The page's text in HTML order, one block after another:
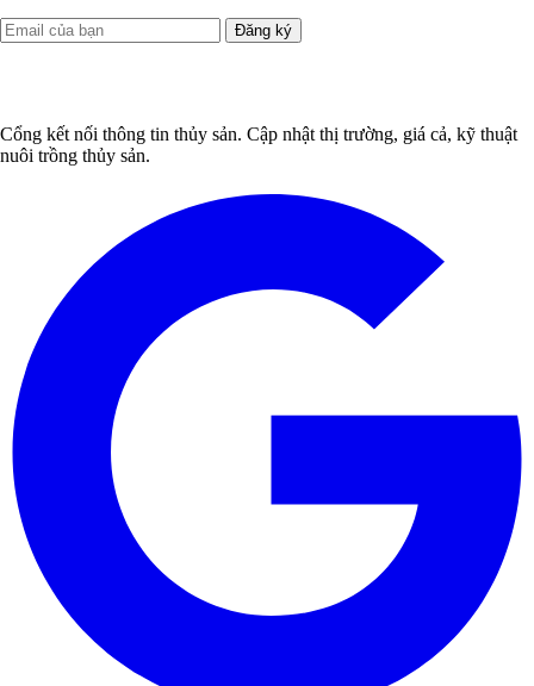
Đăng ký
Cổng kết nối thông tin thủy sản. Cập nhật thị trường, giá cả, kỹ thuật
nuôi trồng thủy sản.